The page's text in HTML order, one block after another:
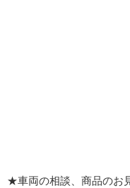
★車両の相談、商品のお